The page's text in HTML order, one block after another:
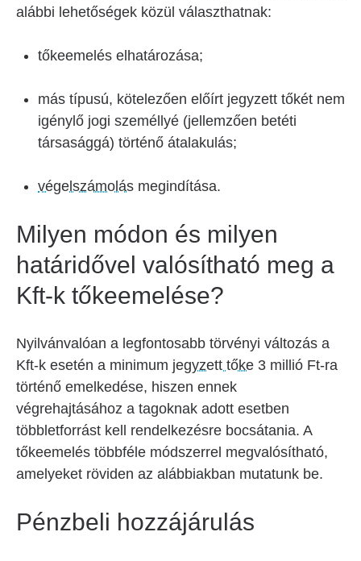
alábbi lehetőségek közül választhatnak:
tőkeemelés elhatározása;
más típusú, kötelezően előírt jegyzett tőkét nem
igénylő jogi személlyé (jellemzően betéti
társasággá) történő átalakulás;
végelszámolás megindítása.
Milyen módon és milyen
határidővel valósítható meg a
Kft-k tőkeemelése?
Nyilvánvalóan a legfontosabb törvényi változás a
Kft-k esetén a minimum jegyzett tőke 3 millió Ft-ra
történő emelkedése, hiszen ennek
végrehajtásához a tagoknak adott esetben
többletforrást kell rendelkezésre bocsátania. A
tőkeemelés többféle módszerrel megvalósítható,
amelyeket röviden az alábbiakban mutatunk be.
Pénzbeli hozzájárulás